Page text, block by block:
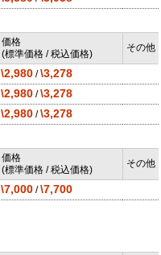
価格
(標準価格 / 税込価格)
その他
\2,980 /\3,278
\2,980 /\3,278
\2,980 /\3,278
価格
(標準価格 / 税込価格)
その他
\7,000 /\7,700